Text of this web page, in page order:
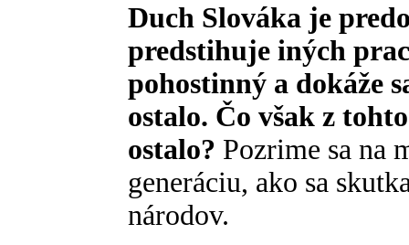
Duch Slováka je
predstihuje iných
pohostinný a dokáže
ostalo. Čo však z
ostalo? Pozrime sa na
generáciu, ako sa
národov.